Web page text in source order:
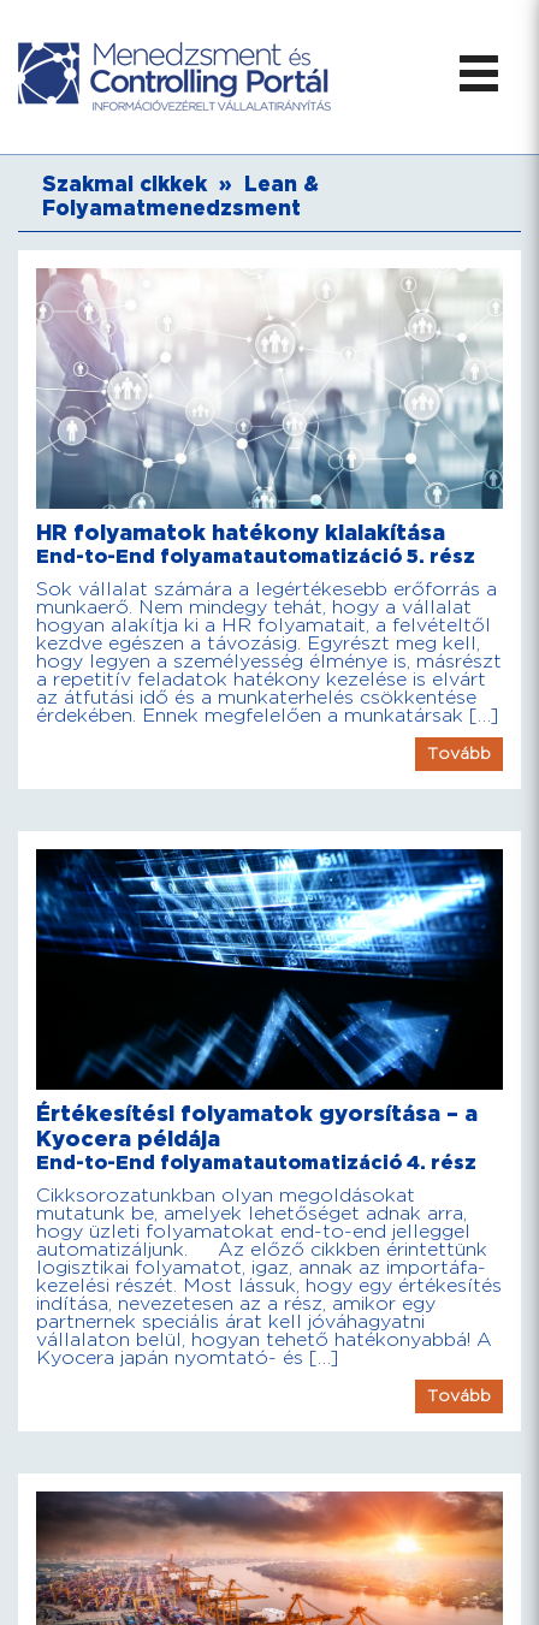
Szakmai cikkek »
Lean &
Folyamatmenedzsment
HR folyamatok hatékony kialakítása
End-to-End folyamatautomatizáció 5. rész
Sok vállalat számára a legértékesebb erőforrás a
munkaerő. Nem mindegy tehát, hogy a vállalat
hogyan alakítja ki a HR folyamatait, a felvételtől
kezdve egészen a távozásig. Egyrészt meg kell,
hogy legyen a személyesség élménye is, másrészt
a repetitív feladatok hatékony kezelése is elvárt
az átfutási idő és a munkaterhelés csökkentése
érdekében. Ennek megfelelően a munkatársak […]
Tovább
Értékesítési folyamatok gyorsítása – a
Kyocera példája
End-to-End folyamatautomatizáció 4. rész
Cikksorozatunkban olyan megoldásokat
mutatunk be, amelyek lehetőséget adnak arra,
hogy üzleti folyamatokat end-to-end jelleggel
automatizáljunk. Az előző cikkben érintettünk
logisztikai folyamatot, igaz, annak az importáfa-
kezelési részét. Most lássuk, hogy egy értékesítés
indítása, nevezetesen az a rész, amikor egy
partnernek speciális árat kell jóváhagyatni
vállalaton belül, hogyan tehető hatékonyabbá! A
Kyocera japán nyomtató- és […]
Tovább